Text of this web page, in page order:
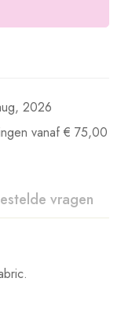
2026
vanaf € 75,00
vragen